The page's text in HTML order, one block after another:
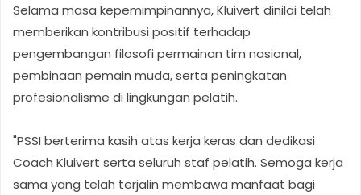
Selama masa kepemimpinannya, Kluivert dinilai telah
memberikan kontribusi positif terhadap
pengembangan filosofi permainan tim nasional,
pembinaan pemain muda, serta peningkatan
profesionalisme di lingkungan pelatih.
"PSSI berterima kasih atas kerja keras dan dedikasi
Coach Kluivert serta seluruh staf pelatih. Semoga kerja
sama yang telah terjalin membawa manfaat bagi